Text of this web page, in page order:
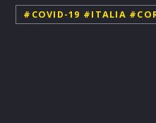
#COVID-19 #ITALIA